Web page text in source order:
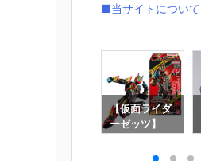
■当サイトについて
【仮面ライダ
ーゼッツ】
イダーゼッツ